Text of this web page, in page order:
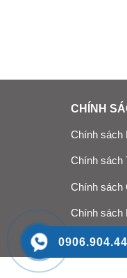
CHÍNH
Chính sách
Chính sách
Chính sách
Chính sách
Chính sách